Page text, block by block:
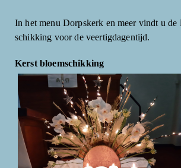
In het menu Dorpskerk en meer vindt u de
schikking voor de veertigdagentijd.
Kerst bloemschikking